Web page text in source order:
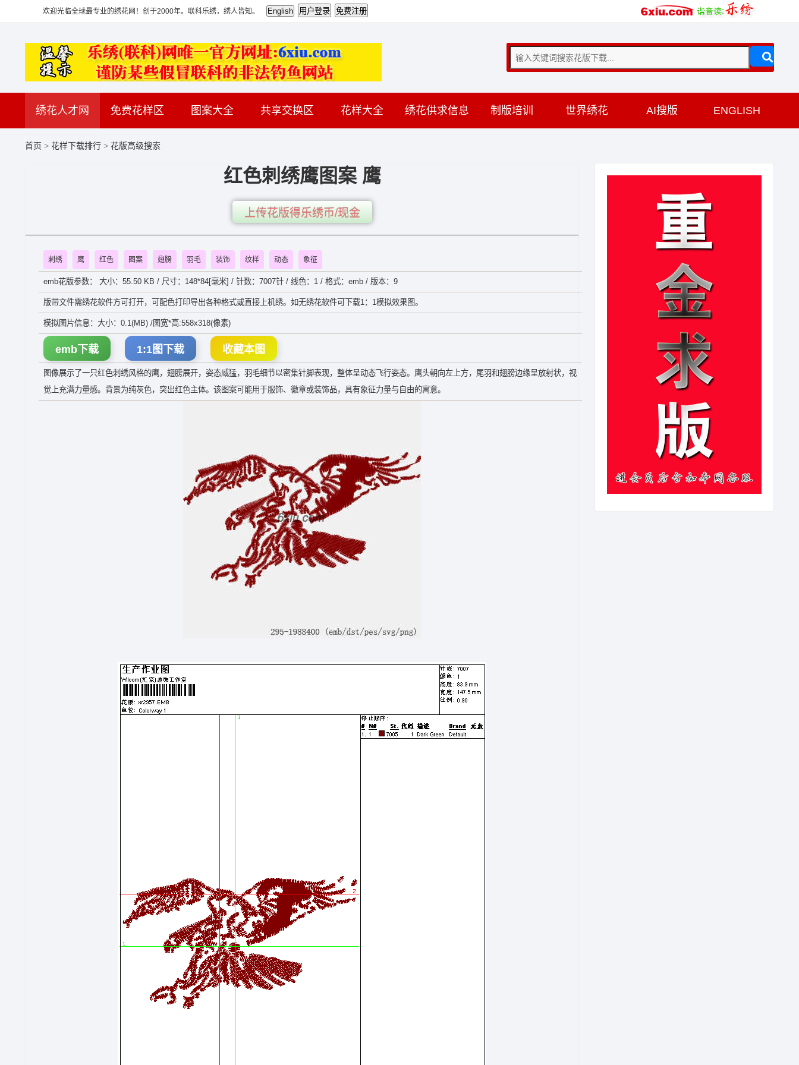
欢迎光临全球最专业的绣花网！创于2000年。联科乐绣，绣人皆知。
绣花人才网 免费花样区 图案大全 共享交换区 花样大全 绣花供求信息 制版培训 世界绣花 AI搜版 ENGLISH
首页 > 花样下载排行 > 花版高级搜索
红色刺绣鹰图案 鹰
上传花版得乐绣币/现金
刺绣 鹰 红色 图案 翅膀 羽毛 装饰 纹样 动态 象征
emb花版参数： 大小：55.50 KB / 尺寸：148*84[毫米] / 针数：7007针 / 线色：1 / 格式：emb / 版本：9
版带文件需绣花软件方可打开，可配色打印导出各种格式或直接上机绣。如无绣花软件可下载1：1模拟效果图。
模拟图片信息：大小：0.1(MB) /图宽*高:558x318(像素)
emb下载 1:1图下载 收藏本图
图像展示了一只红色刺绣风格的鹰，翅膀展开，姿态威猛，羽毛细节以密集针脚表现，整体呈动态飞行姿态。鹰头朝向左上方，尾羽和翅膀边缘呈放射状，视
觉上充满力量感。背景为纯灰色，突出红色主体。该图案可能用于服饰、徽章或装饰品，具有象征力量与自由的寓意。